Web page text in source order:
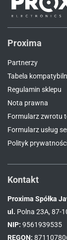
Proxima
Partnerzy
Tabela
Regulamin sklepu
Nota prawna
Formularz zwrotu
Formularz usług
Polityk
Kontakt
Proxima Spółka
ul. Polna 23A, 87-
NIP: 9561939535
REGON: